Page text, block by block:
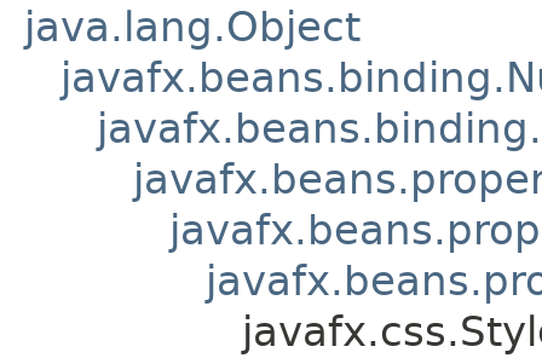
java.lang.Object